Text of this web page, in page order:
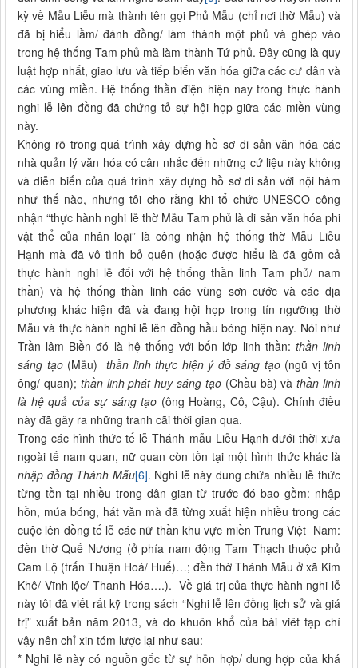
kỳ về Mẫu Liễu mà thành tên gọi Phủ Mẫu (chỉ nơi thờ Mẫu) và
đã bị hiểu lầm/ đánh đồng/ làm thành một phủ và ghép vào
trong hệ thống Tam phủ mà làm thành Tứ phủ. Đây cũng là quy
luật hợp nhất, giao lưu và tiếp biến văn hóa giữa các cư dân và
các vùng miền. Hệ thống thần điện hiện nay trong thực hành
nghi lễ lên đồng đã chứng tỏ sự hội họp giữa các miền vùng
này.
Không rõ trong quá trình xây dựng hồ sơ di sản văn hóa các
nhà quản lý văn hóa có cân nhắc đến những cứ liệu này không
và diễn biến của quá trình xây dựng hồ sơ di sản với nội hàm
như thế nào, nhưng tôi cho rằng khi tổ chức UNESCO công
nhận “thực hành nghi lễ thờ Mẫu Tam phủ là di sản văn hóa phi
vật thể của nhân loại” là công nhận hệ thống thờ Mẫu Liễu
Hạnh mà đã vô tình bỏ quên (hoặc được hiểu là đã gồm cả
thực hành nghi lễ đối với hệ thống thần linh Tam phủ/ nam
thần) và hệ thống thần linh các vùng sơn cước và các địa
phương khác hiện đã và đang hội họp trong tín ngưỡng thờ
Mẫu và thực hành nghi lễ lên đồng hầu bóng hiện nay. Nói như
Trần lâm Biền đó là hệ thống với bốn lớp linh thần: thần linh
sáng tạo(Mẫu) thần linh thực hiện ý đồ sáng tạo(ngũ vị tôn
ông/ quan); thần linh phát huy sáng tạo(Chầu bà) vàthần linh
là hệ quả của sự sáng tạo (ông Hoàng, Cô, Cậu). Chính điều
này đã gây ra những tranh cãi thời gian qua.
Trong các hình thức tế lễ Thánh mẫu Liễu Hạnh dưới thời xưa
ngoài tế nam quan, nữ quan còn tồn tại một hình thức khác là
nhập đồng Thánh Mẫu[6]. Nghi lễ này dung chứa nhiều lễ thức
từng tồn tại nhiều trong dân gian từ trước đó bao gồm: nhập
hồn, múa bóng, hát văn mà đã từng xuất hiện nhiều trong các
cuộc lên đồng tế lễ các nữ thần khu vực miền Trung Việt Nam:
đền thờ Quế Nương (ở phía nam động Tam Thạch thuộc phủ
Cam Lộ (trấn Thuận Hoá/ Huế)…; đền thờ Thánh Mẫu ở xã Kim
Khê/ Vĩnh lộc/ Thanh Hóa….). Về giá trị của thực hành nghi lễ
này tôi đã viết rất kỹ trong sách “Nghi lễ lên đồng lịch sử và giá
trị” xuất bản năm 2013, và do khuôn khổ của bài viêt tạp chí
vậy nên chỉ xin tóm lược lại như sau:
* Nghi lễ này có nguồn gốc từ sự hỗn hợp/ dung hợp của khá